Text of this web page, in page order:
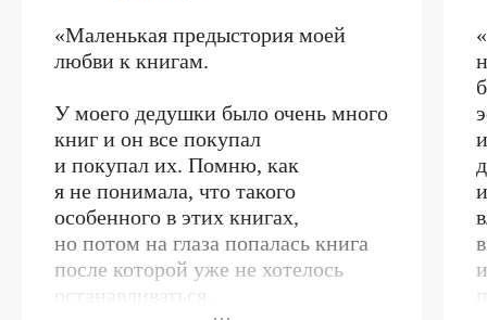
«Маленькая предыстория моей
любви к книгам.
У моего дедушки было очень много
книг и он все покупал
и покупал их. Помню, как
я не понимала, что такого
особенного в этих книгах,
но потом на глаза попалась книга
после которой уже не хотелось
останавливаться.